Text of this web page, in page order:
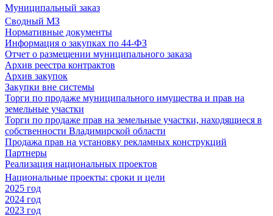
Муниципальный заказ
Сводный МЗ
Нормативные документы
Информация о закупках по 44-ФЗ
Отчет о размещении муниципального заказа
Архив реестра контрактов
Архив закупок
Закупки вне системы
Торги по продаже муниципального имущества и прав на
земельные участки
Торги по продаже прав на земельные участки, находящиеся в
собственности Владимирской области
Продажа прав на установку рекламных конструкций
Партнеры
Реализация национальных проектов
Национальные проекты: сроки и цели
2025 год
2024 год
2023 год